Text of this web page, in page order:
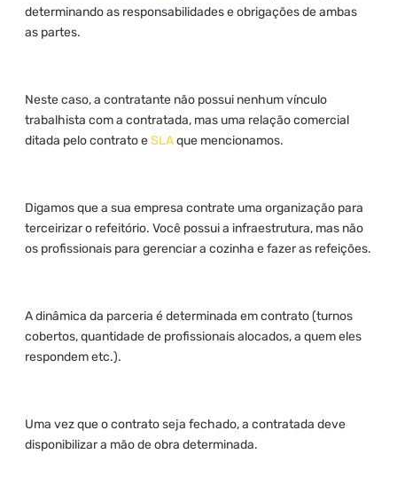
determinando as responsabilidades e obrigações de ambas
as partes.
Neste caso, a contratante não possui nenhum vínculo
trabalhista com a contratada, mas uma relação comercial
ditada pelo contrato eSLAque mencionamos.
Digamos que a sua empresa contrate uma organização para
terceirizar o refeitório. Você possui a infraestrutura, mas não
os profissionais para gerenciar a cozinha e fazer as refeições.
A dinâmica da parceria é determinada em contrato (turnos
cobertos, quantidade de profissionais alocados, a quem eles
respondem etc.).
Uma vez que o contrato seja fechado, a contratada deve
disponibilizar a mão de obra determinada.